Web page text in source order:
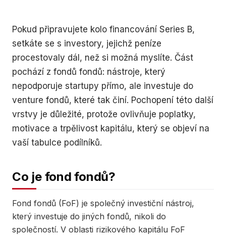
Pokud připravujete kolo financování Series B,
setkáte se s investory, jejichž peníze
procestovaly dál, než si možná myslíte. Část
pochází z fondů fondů: nástroje, který
nepodporuje startupy přímo, ale investuje do
venture fondů, které tak činí. Pochopení této další
vrstvy je důležité, protože ovlivňuje poplatky,
motivace a trpělivost kapitálu, který se objeví na
vaší tabulce podílníků.
Co je fond fondů?
Fond fondů (FoF) je společný investiční nástroj,
který investuje do jiných fondů, nikoli do
společností. V oblasti rizikového kapitálu FoF